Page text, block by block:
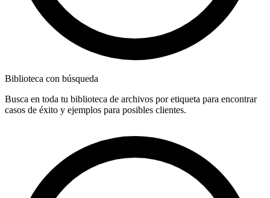
Biblioteca con búsqueda
Busca en toda tu biblioteca de archivos por etiqueta para encontrar
casos de éxito y ejemplos para posibles clientes.